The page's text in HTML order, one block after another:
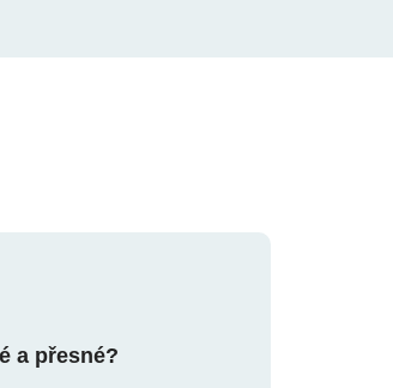
a přesné?